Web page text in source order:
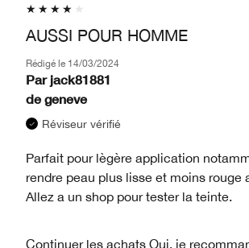
AUSSI POUR HOMME
Rédigé le 14/03/2024
Par jack81881
de geneve
Réviseur vérifié
Parfait pour lègère application
rendre peau plus lisse et moins rouge
Allez a un shop pour tester la teinte.
Continuer les achats Oui, je